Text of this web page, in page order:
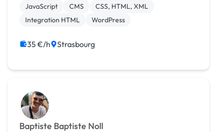
fonctionnels. Mon objectif est de fournir des solut...
JavaScript CMS
CSS, HTML, XML
Integration HTML
WordPress
35 €/h Strasbourg
Baptiste Baptiste Noll